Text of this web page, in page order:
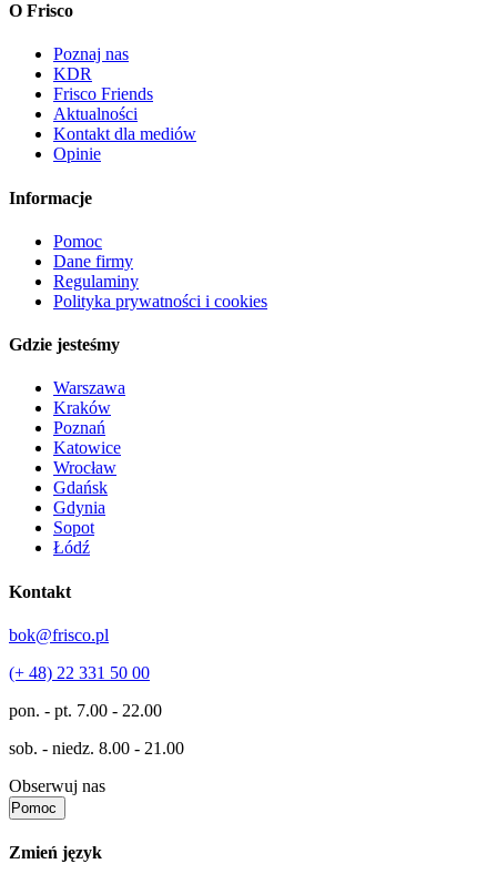
O Frisco
Poznaj nas
KDR
Frisco Friends
Aktualności
Kontakt dla mediów
Opinie
Informacje
Pomoc
Dane firmy
Regulaminy
Polityka prywatności i cookies
Gdzie jesteśmy
Warszawa
Kraków
Poznań
Katowice
Wrocław
Gdańsk
Gdynia
Sopot
Łódź
Kontakt
bok@frisco.pl
(+ 48) 22 331 50 00
pon. - pt. 7.00 - 22.00
sob. - niedz. 8.00 - 21.00
Obserwuj nas
Pomoc
Zmień język